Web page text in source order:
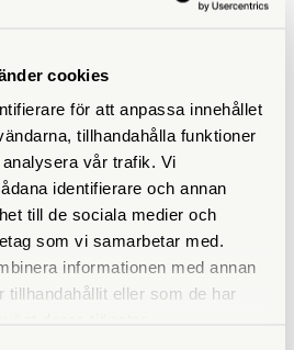
cookies
för att anpassa innehållet
tillhandahålla funktioner
vår trafik. Vi
identifierare och annan
till de sociala medier och
som vi samarbetar med.
informationen med annan
tillhandahållit eller som de har